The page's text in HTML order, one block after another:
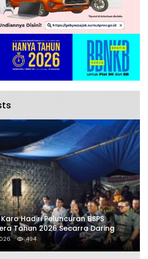
Hadiri Peluncuran BSPS
Tahun 2026 Secarra Daring
494